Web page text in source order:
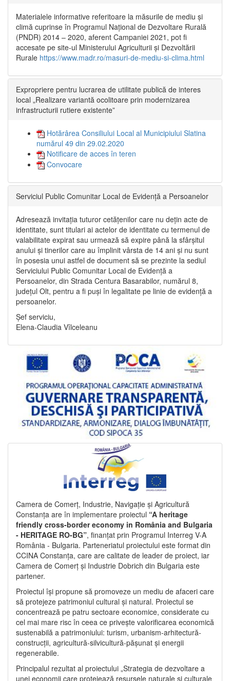
Materialele informative referitoare la măsurile de mediu și
climă cuprinse în Programul Național de Dezvoltare Rurală
(PNDR) 2014 – 2020, aferent Campaniei 2021, pot fi
accesate pe site-ul Ministerului Agriculturii și Dezvoltării
Rurale https://www.madr.ro/masuri-de-mediu-si-clima.html
Expropriere pentru lucrarea de utilitate publică de interes
local „Realizare variantă ocolitoare prin modernizarea
infrastructurii rutiere existente”
Hotărârea Consiliului Local al Municipiului Slatina
numărul 49 din 29.02.2020
Notificare de acces în teren
Convocare
Serviciul Public Comunitar Local de Evidență a Persoanelor
Adresează invitația tuturor cetățenilor care nu dețin acte de
identitate, sunt titulari ai actelor de identitate cu termenul de
valabilitate expirat sau urmează să expire până la sfârșitul
anului și tinerilor care au împlinit vârsta de 14 ani și nu sunt
în posesia unui astfel de document să se prezinte la sediul
Serviciului Public Comunitar Local de Evidență a
Persoanelor, din Strada Centura Basarabilor, numărul 8,
județul Olt, pentru a fi puși în legalitate pe linie de evidență a
persoanelor.
Șef serviciu,
Elena-Claudia Vîlceleanu
Camera de Comerț, Industrie, Navigație și Agricultură
Constanța are în implementare proiectul “A heritage
friendly cross-border economy in România and Bulgaria
- HERITAGE RO-BG”, finanțat prin Programul Interreg V-A
România - Bulgaria. Parteneriatul proiectului este format din
CCINA Constanța, care are calitate de leader de proiect, iar
Camera de Comerț și Industrie Dobrich din Bulgaria este
partener.
Proiectul își propune să promoveze un mediu de afaceri care
să protejeze patrimoniul cultural și natural. Proiectul se
concentrează pe patru sectoare economice, considerate cu
cel mai mare risc în ceea ce privește valorificarea economică
sustenabilă a patrimoniului: turism, urbanism-arhitectură-
construcții, agricultură-silvicultură-pășunat și energii
regenerabile.
Principalul rezultat al proiectului „Strategia de dezvoltare a
unei economii care protejează resursele naturale și culturale